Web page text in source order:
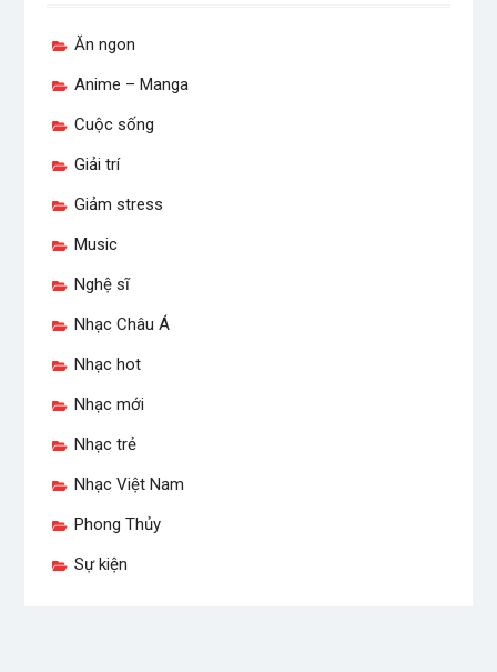
Ăn ngon
Anime – Manga
Cuộc sống
Giải trí
Giảm stress
Music
Nghệ sĩ
Nhạc Châu Á
Nhạc hot
Nhạc mới
Nhạc trẻ
Nhạc Việt Nam
Phong Thủy
Sự kiện